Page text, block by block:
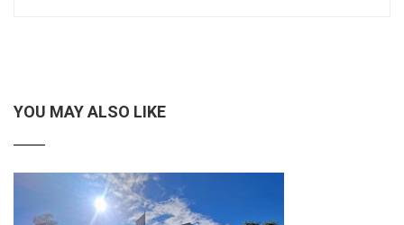
YOU MAY ALSO LIKE